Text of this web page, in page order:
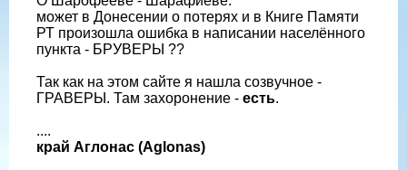
может в Донесении о потерях и в Книге Памяти
РТ произошла ошибка в написании населённого
пункта - БРУВЕРЫ ??
Так как на этом сайте я нашла созвучное -
ГРАВЕРЫ. Там захоронение - есть.
....
край Аглонас (Aglonas)